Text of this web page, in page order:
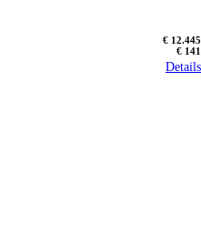
€ 12.445
€ 141
Details